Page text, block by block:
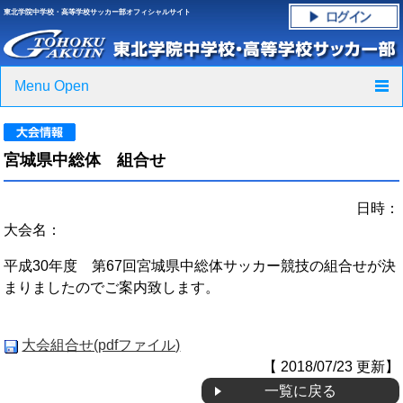
東北学院中学校・高等学校サッカー部オフィシャルサイト
Menu Open
グラウンド・施設紹介
フォトギャラリー
応援グッズご案内
宮城県中総体 組合せ
日時：
大会名：
平成30年度 第67回宮城県中総体サッカー競技の組合せが決
まりましたのでご案内致します。
大会組合せ(pdfファイル)
【 2018/07/23 更新】
一覧に戻る